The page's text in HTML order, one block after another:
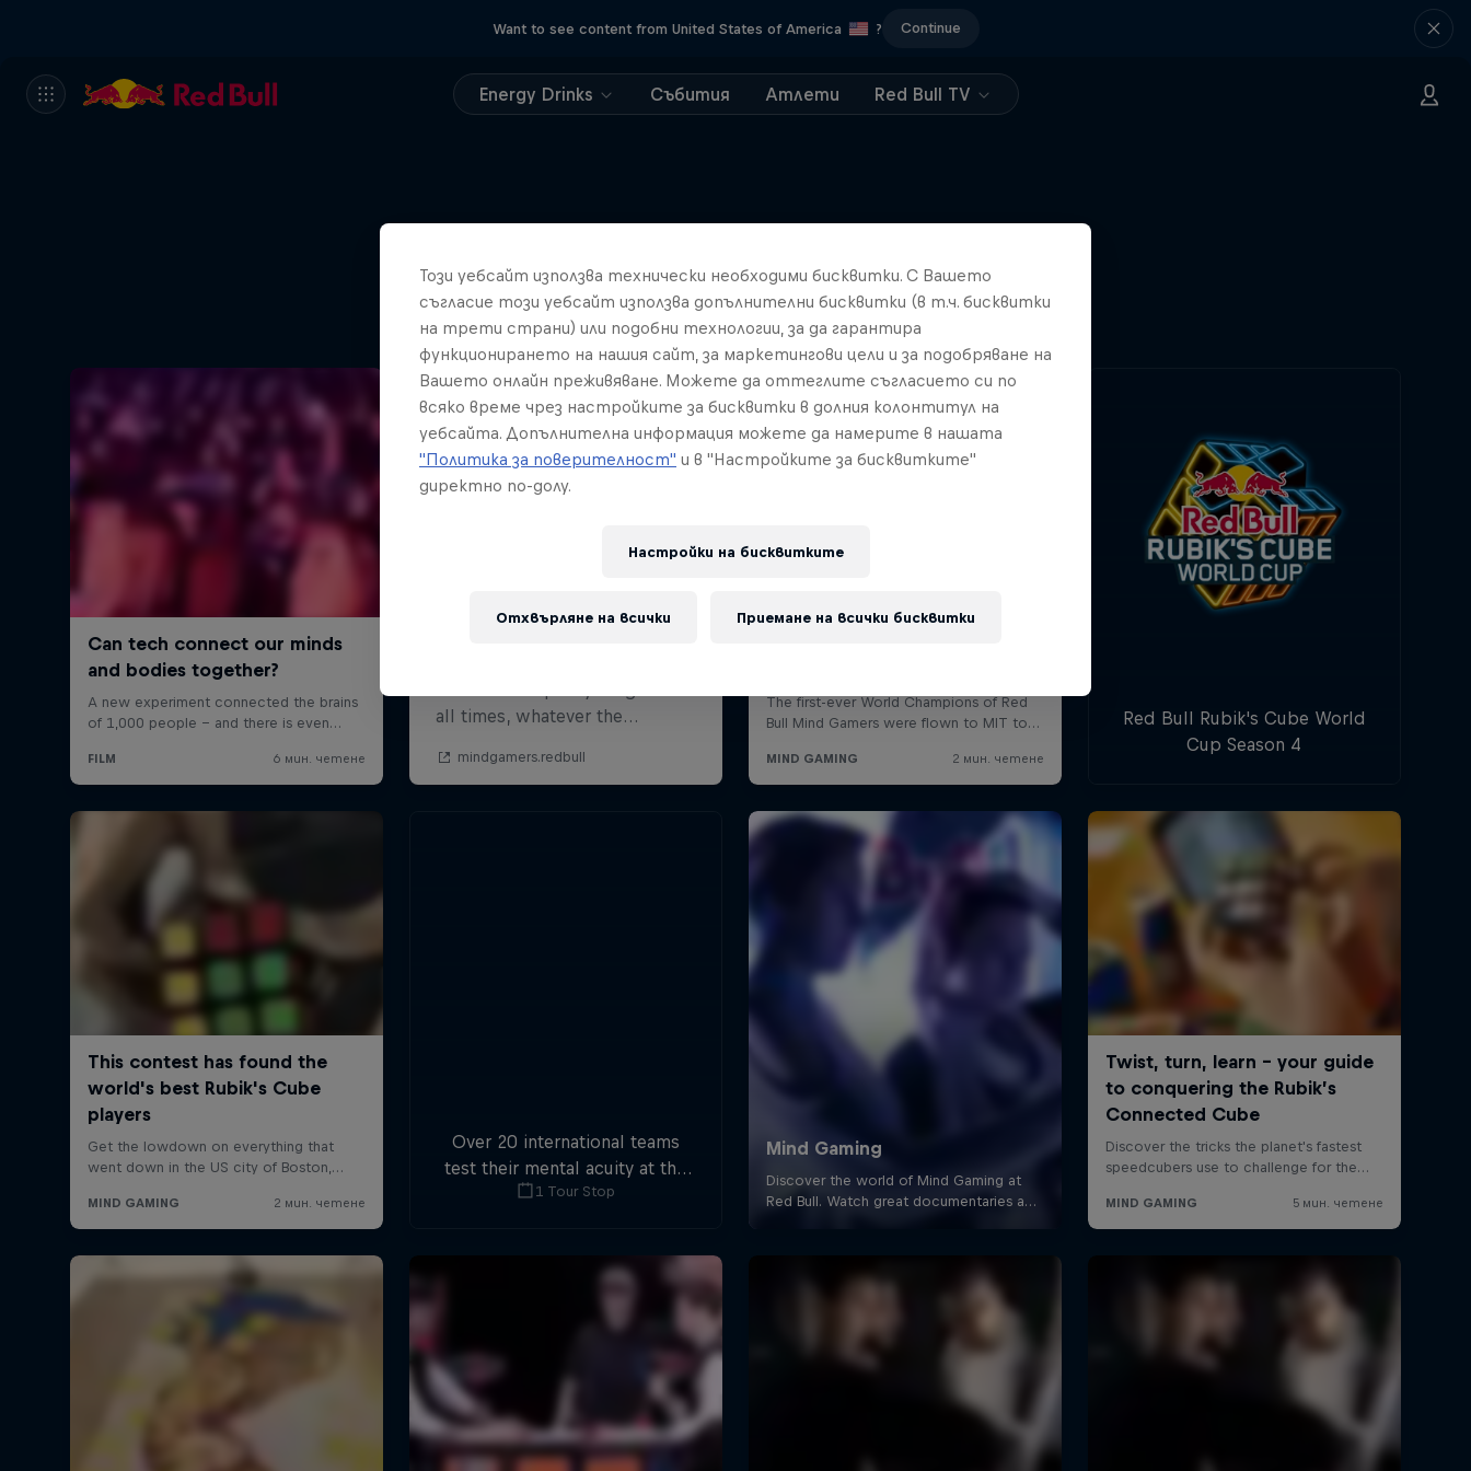
Want to see content from United States of America ? Continue
Energy Drinks Събития Атлети Red Bull TV
Подобни
Red Bull Rubik's Cube World
Cup Season 4
Over 20 international teams
test their mental acuity at the
first-ever Escape Room World
1 Tour Stop
Този уебсайт използва технически необходими бисквитки. С Вашето
съгласие този уебсайт използва допълнителни бисквитки (в т.ч. бисквитки
на трети страни) или подобни технологии, за да гарантира
функционирането на нашия сайт, за маркетингови цели и за подобряване на
Вашето онлайн преживяване. Можете да оттеглите съгласието си по
всяко време чрез настройките за бисквитки в долния колонтитул на
уебсайта. Допълнителна информация можете да намерите в нашата
"Политика за поверителност" и в "Настройките за бисквитките"
директно по-долу.
Настройки на бисквитките
Отхвърляне на всички Приемане на всички бисквитки